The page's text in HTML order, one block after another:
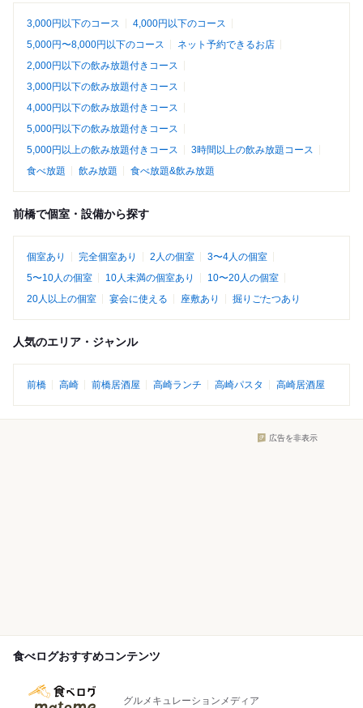
3,000円以下のコース
4,000円以下のコース
5,000円〜8,000円以下のコース
ネット予約できるお店
2,000円以下の飲み放題付きコース
3,000円以下の飲み放題付きコース
4,000円以下の飲み放題付きコース
5,000円以下の飲み放題付きコース
5,000円以上の飲み放題付きコース
3時間以上の飲み放題コース
食べ放題
飲み放題 食べ放題&飲み放題
前橋で個室・設備から探す
個室あり 完全個室あり 2人の個室
3〜4人の個室
5〜10人の個室
10人未満の個室あり
10〜20人の個室
20人以上の個室
宴会に使える 座敷あり 掘りごたつあり
人気のエリア・ジャンル
前橋 高崎 前橋居酒屋 高崎ランチ 高崎パスタ 高崎居酒屋
広告を非表示
食べログおすすめコンテンツ
グルメキュレーションメディア